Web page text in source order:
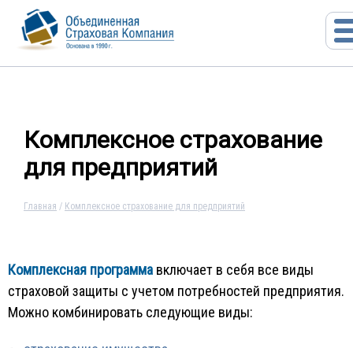
Комплексное страхование
для предприятий
Главная / Комплексное страхование для предприятий
Комплексная программа включает в себя все виды
страховой защиты с учетом потребностей предприятия.
Можно комбинировать следующие виды: